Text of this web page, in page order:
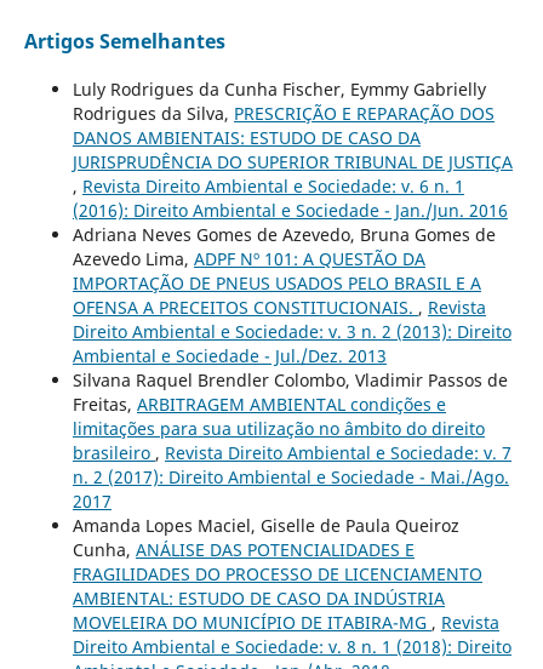
Artigos Semelhantes
Luly Rodrigues da Cunha Fischer, Eymmy Gabrielly
Rodrigues da Silva, PRESCRIÇÃO E REPARAÇÃO DOS
DANOS AMBIENTAIS: ESTUDO DE CASO DA
JURISPRUDÊNCIA DO SUPERIOR TRIBUNAL DE JUSTIÇA
, Revista Direito Ambiental e Sociedade: v. 6 n. 1
(2016): Direito Ambiental e Sociedade - Jan./Jun. 2016
Adriana Neves Gomes de Azevedo, Bruna Gomes de
Azevedo Lima, ADPF Nº 101: A QUESTÃO DA
IMPORTAÇÃO DE PNEUS USADOS PELO BRASIL E A
OFENSA A PRECEITOS CONSTITUCIONAIS. , Revista
Direito Ambiental e Sociedade: v. 3 n. 2 (2013): Direito
Ambiental e Sociedade - Jul./Dez. 2013
Silvana Raquel Brendler Colombo, Vladimir Passos de
Freitas, ARBITRAGEM AMBIENTAL condições e
limitações para sua utilização no âmbito do direito
brasileiro , Revista Direito Ambiental e Sociedade: v. 7
n. 2 (2017): Direito Ambiental e Sociedade - Mai./Ago.
2017
Amanda Lopes Maciel, Giselle de Paula Queiroz
Cunha, ANÁLISE DAS POTENCIALIDADES E
FRAGILIDADES DO PROCESSO DE LICENCIAMENTO
AMBIENTAL: ESTUDO DE CASO DA INDÚSTRIA
MOVELEIRA DO MUNICÍPIO DE ITABIRA-MG , Revista
Direito Ambiental e Sociedade: v. 8 n. 1 (2018): Direito